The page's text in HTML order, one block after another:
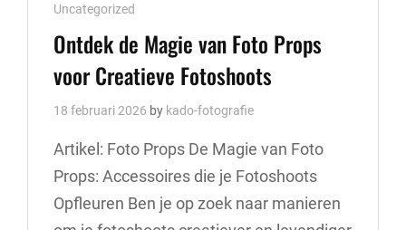
Cat
Links
Uncategorized
Ontdek de Magie van Foto Props
voor Creatieve Fotoshoots
18 februari 2026 by kado-fotografie
Artikel: Foto Props De Magie van Foto
Props: Accessoires die je Fotoshoots
Opfleuren Ben je op zoek naar manieren